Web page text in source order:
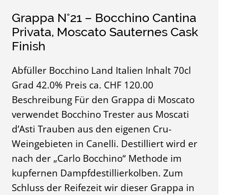
Grappa N°21 – Bocchino Cantina
Privata, Moscato Sauternes Cask
Finish
Abfüller Bocchino Land Italien Inhalt 70cl
Grad 42.0% Preis ca. CHF 120.00
Beschreibung Für den Grappa di Moscato
verwendet Bocchino Trester aus Moscati
d’Asti Trauben aus den eigenen Cru-
Weingebieten in Canelli. Destilliert wird er
nach der „Carlo Bocchino“ Methode im
kupfernen Dampfdestillierkolben. Zum
Schluss der Reifezeit wir dieser Grappa in